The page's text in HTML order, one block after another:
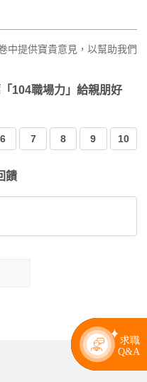
中提供寶貴意見，以幫助我們
104職場力」給親朋好
6 7 8 9 10
饋